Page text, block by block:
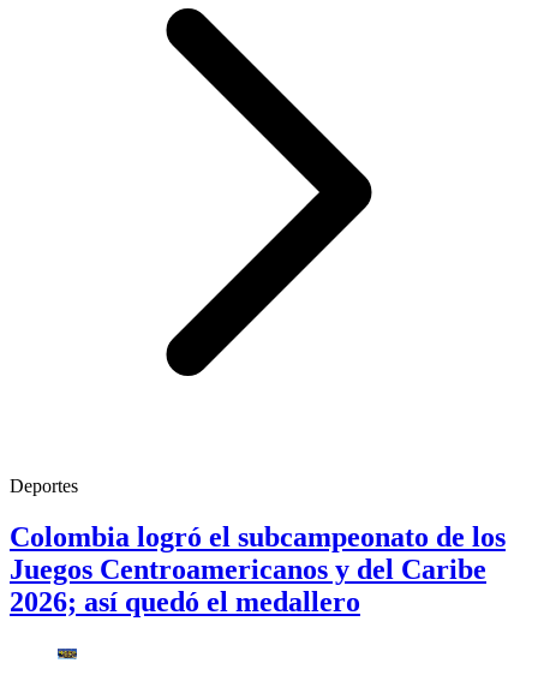
Deportes
Colombia logró el subcampeonato de los
Juegos Centroamericanos y del Caribe
2026; así quedó el medallero